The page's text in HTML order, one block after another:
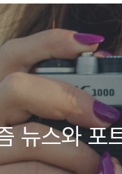
뉴스와 포